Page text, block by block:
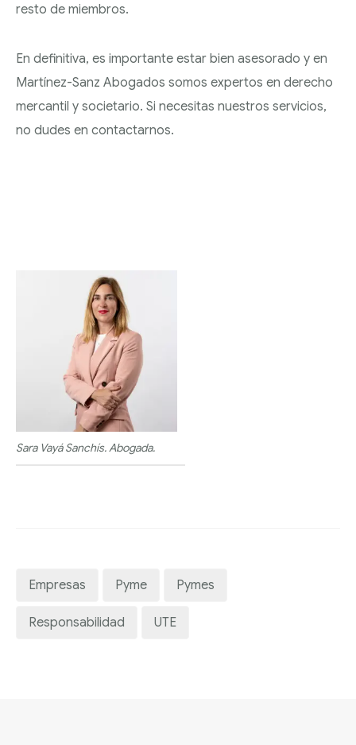
resto de miembros.
En definitiva, es importante estar bien asesorado y en
Martínez-Sanz Abogados somos expertos en derecho
mercantil y societario. Si necesitas nuestros servicios,
no dudes en contactarnos.
Sara Vayá Sanchís. Abogada.
Empresas Pyme Pymes
Responsabilidad UTE